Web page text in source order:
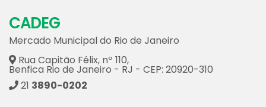
CADEG
Mercado Municipal do Rio de Janeiro
Rua Capitão Félix, nº 110,
Benfica Rio de Janeiro - RJ - CEP: 20920-310
21 3890-0202